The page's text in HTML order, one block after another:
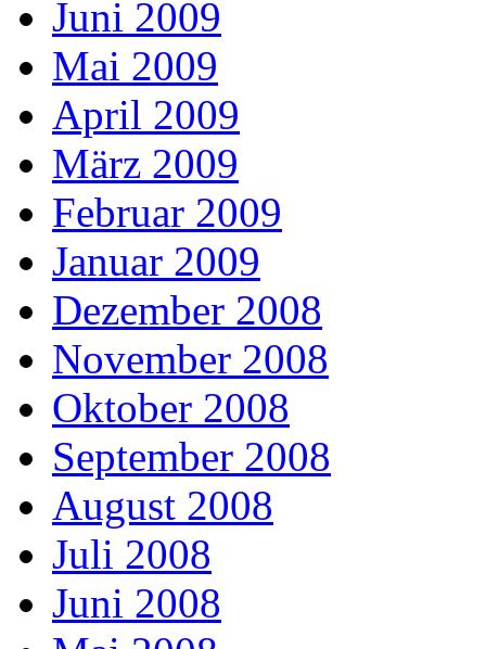
Juni 2009
Mai 2009
April 2009
März 2009
Februar 2009
Januar 2009
Dezember 2008
November 2008
Oktober 2008
September 2008
August 2008
Juli 2008
Juni 2008